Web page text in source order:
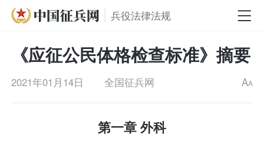
兵役法律法规
《应征公民体格检查标准》摘要
2021年01月14日 全国征兵网 AA
第一章 外科